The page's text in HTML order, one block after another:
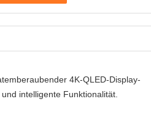
4K-QLED-Display-
intelligente Funktionalität.